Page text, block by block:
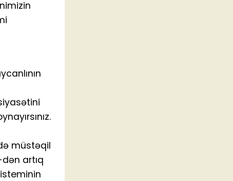
müstəqil
artıq